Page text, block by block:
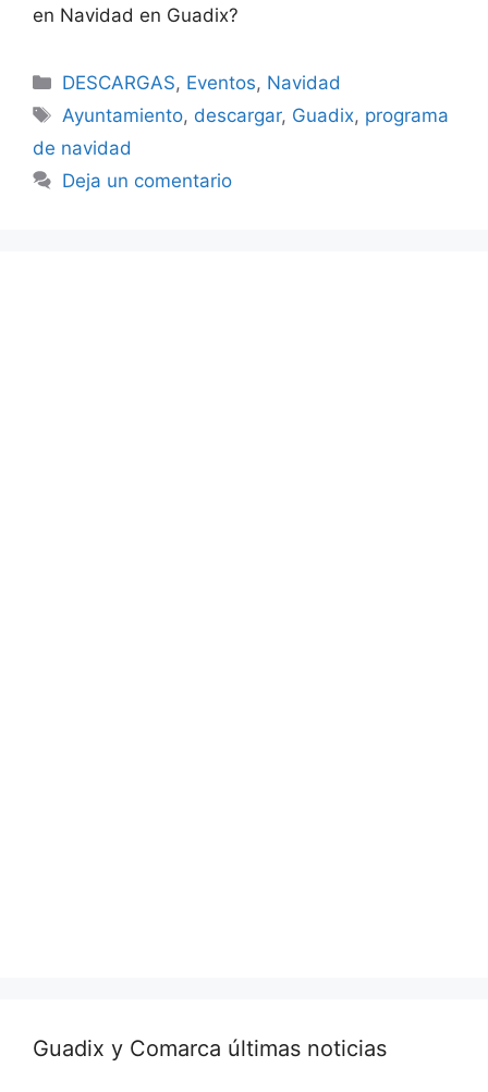
en Navidad en Guadix?
Categorías
DESCARGAS, Eventos, Navidad
Etiquetas
Ayuntamiento, descargar, Guadix, programa
de navidad
Deja un comentario
Guadix y Comarca últimas noticias